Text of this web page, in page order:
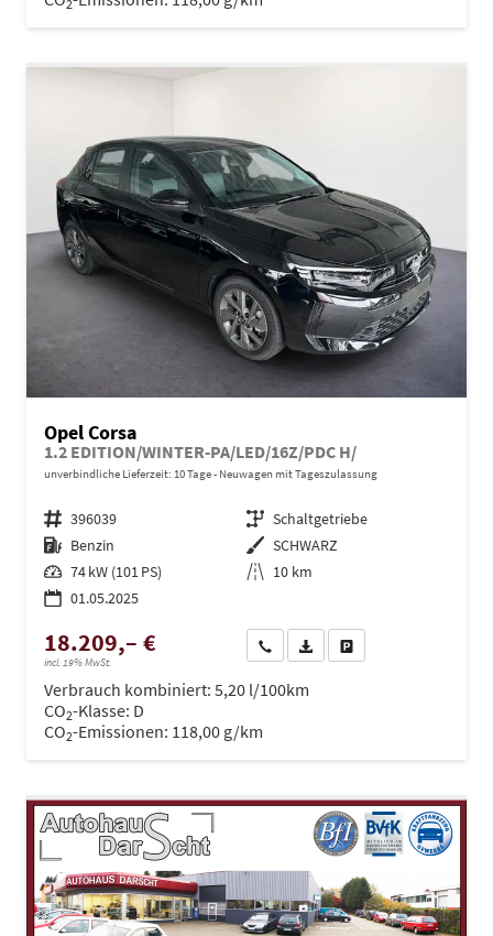
2
Opel Corsa
1.2 EDITION/WINTER-PA/LED/16Z/PDC H/
unverbindliche Lieferzeit: 10 Tage Neuwagen mit Tageszulassung
Fahrzeugnr. 396039 Getriebe Schaltgetriebe
Kraftstoff Benzin Außenfarbe SCHWARZ
Leistung 74 kW (101 PS) Kilometerstand 10 km
01.05.2025
18.209,– €
incl. 19% MwSt.
Wir rufen Sie anPDF-Datei, Fahrzeugexposé
Verbrauch kombiniert: 5,20 l/100km
CO2-Klasse: D
CO2-Emissionen: 118,00 g/km